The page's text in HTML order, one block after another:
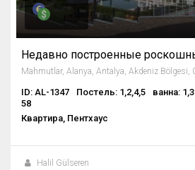
ID: AL-1347 Постель: 1,2,4,5 ванна: 1,3
58
Квартира, Пентхаус
Halil Gülseren